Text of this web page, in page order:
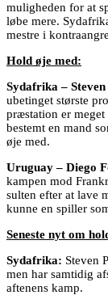
muligheden for at
løbe mere.
mestre i
Hold øje med:
Sydafrika –
ubetinget største
præstation er
bestemt en mand
øje med.
Uruguay – Diego
kampen mod
sulten efter at lave
kunne en spiller
Seneste nyt om
Sydafrika: Steven
men har samtidig
aftenens kamp.